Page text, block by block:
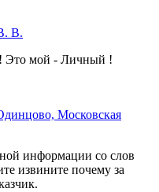
В.
Это мой - Личный !
Московская
информации со слов
извините почему за